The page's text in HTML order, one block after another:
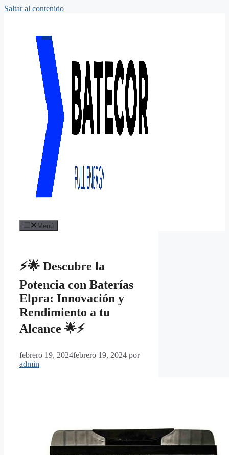
Saltar al contenido
Menú
⚡🌟 Descubre la
Potencia con Baterías
Elpra: Innovación y
Rendimiento a tu
Alcance 🌟⚡
febrero 19, 2024febrero 19, 2024 por
admin